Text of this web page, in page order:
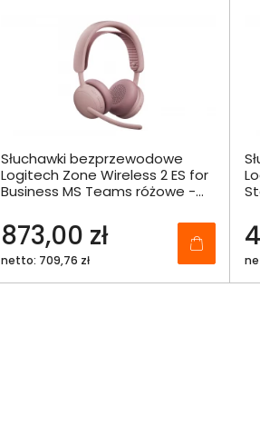
Słuchawki bezprzewodowe
Logitech Zone Wireless 2 ES for
Business MS Teams różowe -
873,00 zł
netto: 709,76 zł